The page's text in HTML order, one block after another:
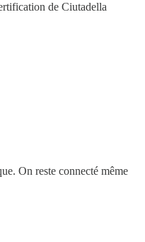
de Ciutadella
On reste connecté même